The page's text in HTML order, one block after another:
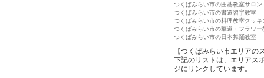
つくばみらい市の囲碁教室サロン
つくばみらい市の書道習字教室
つくばみらい市の料理教室クッキ
つくばみらい市の華道・フラワー
つくばみらい市の日本舞踊教室
【つくばみらい市エリアの
下記のリストは、エリアス
ジにリンクしています。